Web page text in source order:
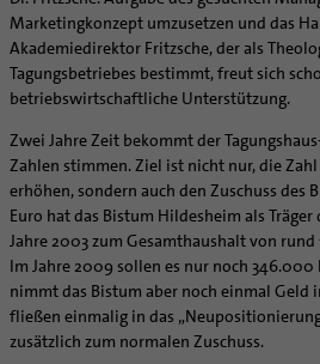
Katholisch heiraten
Hirtenwort: Ehe & Familie
Wissenswertes zur Hochzeit
Trausprüche aus der Bibel
Hochzeits-Symbole
Lebensende
Patientenverfügung
Wo ist der richtige Platz zum Sterben?
Spiritualität
Exerzitien
Auszeit
Geistliche Begleitung
Lebens- und Glaubensorte
Spirituelle Teambegleitung
Unterstützungsangebote für
Seelsorgefelder
Männer
Queersensible Seelsorge
City- und Passanten
Arbeitnehmer
Altenheim | Senioren
Menschen mit Behinderung
Team
Newsletter
Weitere Infos
Berufe in der Kirche
Raum für Vielfalt
Diakone
Gemeindereferent:in
Pastorale:r Mitarbeiter:in
Pastoralreferent:in
Orden | Gemeinschaften
Frauenorden
Männerorden
Geistliche Gemeinschaften
Ritterorden
Bischöfliche Stiftung Gemeinsam für das
Schulpastoral
Hochschulpastoral
Religionsunterricht
Stellenanzeigen
Bistumsarchiv
Projekte
Bestände
Gemeindeservice
Digitaler Lesesaal
Verein für Geschichte und Kunst im
Dombibliothek Hildesheim
Bundeskonferenz der kirchlichen
Katholische Akademie des Bistums
Stärkung der Demokratie | Einsatz
LÜCHTENHOF
Katholische Erwachsenenbildung
Forschungsinstitut für Philosophie
Weltkirche
Bolivienpartnerschaft
Projektförderung
Aus dem Bistum in die Welt
Infobrief Weltkirche
missio-Regionalstelle
Bolivienpartnerschaft
Bolivienkommission
Beratung Direktpartnerschaften
Finanzielle Förderung der
Ökologische Fonds
Politische Lobbyarbeit
Partnerschaftsvereinbarung
Bolivienpartnerschaft Bistum Trier
Internationale Freiwilligendienste
Rückkehrenden-Engagement
Outgoing
Incoming
Taizé-Fahrt Herbst 2026
Schöpfungsgerecht 2035
Wir machen Kirche -
Biologische Vielfalt
Engagiert in der Gesellschaft
Energetisches Sanieren
Fördermittel finden
Angebote
Abenteuer Glaube
Unterstützung für Pfarreien und
Prävention
Fortbildungen
Stellenangebote
Liturgie und Kirchenmusik
Lokale Kirchenentwicklung
#diegruenegemeinde
Internationale Freiwilligendienste
Netzwerk ChancenGleich
Materialien
Aktuelles
Altersvorsorge und Ruhestand
Arbeitshilfen
Bistumsatlas
Beruf und Familie
KODA
Direktorium
Mitarbeitervertretung
Institutionelles Schutzkonzept
Marketingkonzept umzusetzen und das
Akademiedirektor Fritzsche, der als
Tagungsbetriebes bestimmt, freut sich
betriebswirtschaftliche Unterstützung.
Zwei Jahre Zeit bekommt der
Zahlen stimmen. Ziel ist nicht nur, die Zahl
erhöhen, sondern auch den Zuschuss des
Euro hat das Bistum Hildesheim als Träger
Jahre 2003 zum Gesamthaushalt von
Im Jahre 2009 sollen es nur noch 346.000
nimmt das Bistum aber noch einmal Geld
fließen einmalig in das
zusätzlich zum normalen Zuschuss.